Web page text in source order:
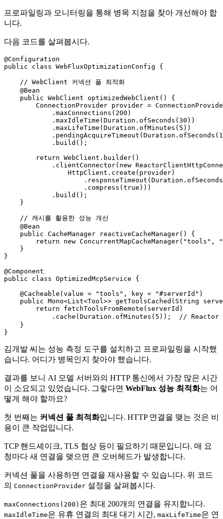
프로파일링과 모니터링을 통해 병목 지점을 찾아 개선해야 합
니다.
다음 코드를 살펴봅시다.
@Configuration
public
class WebFluxOptimizationConfig {
// WebClient 커넥션 풀 최적화
@Bean
public WebClient optimizedWebClient ()
{
ConnectionProvider provider =
            .maxConnections(
200 )
            .maxIdleTime(Duration.ofSeconds(
30 ))
            .maxLifeTime(Duration.ofMinutes(
5 ))
            .pendingAcquireTimeout(Duration.ofSeconds(
            .build();
return WebClient.builder()
            .clientConnector(
new
                HttpClient.create(provider)
                    .compress(
true )))
            .build();
    }
// 캐시를 활용한 성능 개선
@Bean
public CacheManager reactiveCacheManager()
{
return
new ConcurrentMapCacheManager( "tools" ,
    }
}
@Component
public
class OptimizedMcpService {
@Cacheable(value = "tools", key = "#serverId")
public Mono<List<Tool>> getToolsCached (String
return fetchToolsFromRemote(serverId)
            .cache(Duration.ofMinutes(
5 ));
// Reactor
    }
김개발 씨는 성능 측정 도구를 설치하고 프로파일링을 시작했
습니다. 어디가 병목인지 찾아야 했습니다.
결과를 보니 AI 모델 서버와의 HTTP 통신에서 가장 많은 시간
이 소요되고 있었습니다. 그렇다면 WebFlux 성능 최적화는 어
떻게 해야 할까요?
첫 번째는 커넥션 풀 최적화입니다. HTTP 연결을 맺는 것은 비
용이 큰 작업입니다.
TCP 핸드셰이크, TLS 협상 등이 필요하기 때문입니다. 매 요
청마다 새 연결을 맺으면 큰 오버헤드가 발생합니다.
커넥션 풀을 사용하면 연결을 재사용할 수 있습니다. 위 코드
의 ConnectionProvider 설정을 살펴봅시다.
maxConnections(200) 은 최대 200개의 연결을 유지합니다.
maxIdleTime은 유휴 연결의 최대 대기 시간, maxLifeTime은 연